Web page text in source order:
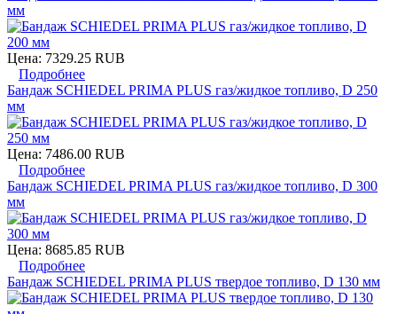
мм
Цена: 7329.25 RUB
Подробнее
Бандаж SCHIEDEL PRIMA PLUS газ/жидкое топливо, D 250
мм
Цена: 7486.00 RUB
Подробнее
Бандаж SCHIEDEL PRIMA PLUS газ/жидкое топливо, D 300
мм
Цена: 8685.85 RUB
Подробнее
Бандаж SCHIEDEL PRIMA PLUS твердое топливо, D 130 мм